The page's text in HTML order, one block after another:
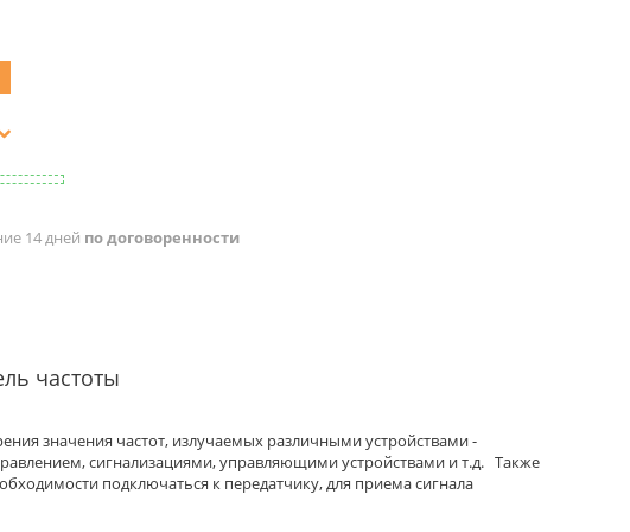
14 дней по договоренности
частоты
значения частот, излучаемых различными устройствами -
сигнализациями, управляющими устройствами и т.д. Также
подключаться к передатчику, для приема сигнала